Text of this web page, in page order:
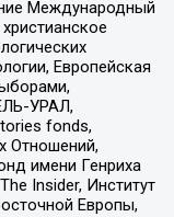
Международный
Европейская
УРАЛ,
fonds,
Отношений,
имени Генриха
Insider, Институт
Европы,